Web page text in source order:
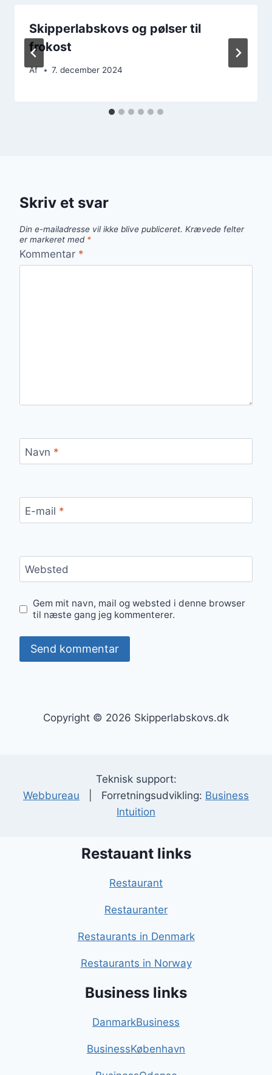
Skipperlabskovs og pølser til
frokost
Af 7. december 2024
Skriv et svar
Din e-mailadresse vil ikke blive publiceret. Krævede felter
er markeret med *
Kommentar *
Navn *
E-mail *
Websted
Gem mit navn, mail og websted i denne browser
til næste gang jeg kommenterer.
Copyright © 2026 Skipperlabskovs.dk
Teknisk support:
Webbureau | Forretningsudvikling: Business
Intuition
Restauant links
Restaurant
Restauranter
Restaurants in Denmark
Restaurants in Norway
Business links
DanmarkBusiness
BusinessKøbenhavn